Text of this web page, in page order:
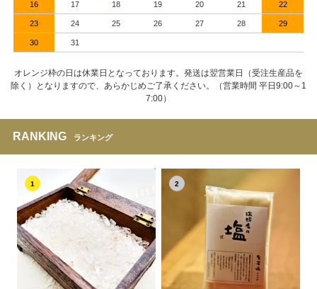
16 17 18 19 20 21 22
23 24 25 26 27 28 29
30 31
オレンジ枠の日は休業日となっております。発送は翌営業日（受注生産品を
除く）となりますので、あらかじめご了承ください。（営業時間 平日9:00～1
7:00）
RANKING ランキング
1 2